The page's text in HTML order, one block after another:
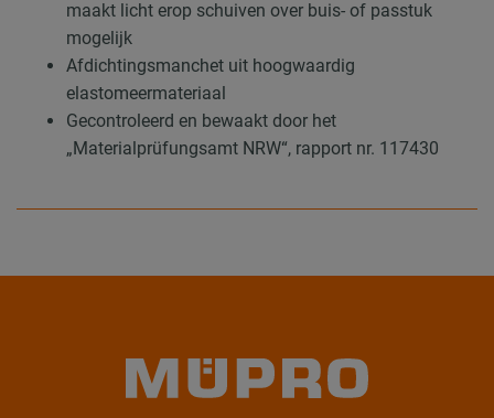
maakt licht erop schuiven over buis- of passtuk
mogelijk
Afdichtingsmanchet uit hoogwaardig
elastomeermateriaal
Gecontroleerd en bewaakt door het
„Materialprüfungsamt NRW“, rapport nr. 117430